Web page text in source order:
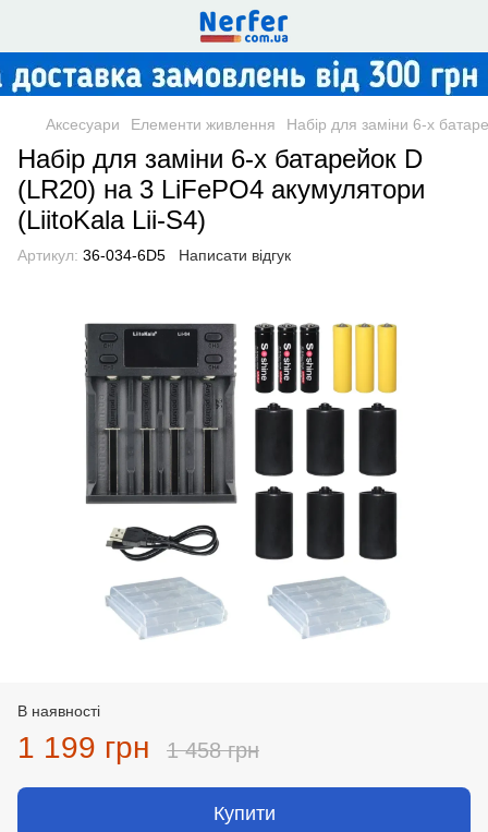
Аксесуари Елементи живлення Набір для заміни 6-х
Набір для заміни 6-х батарейок D
(LR20) на 3 LiFePO4 акумулятори
(LiitoKala Lii-S4)
Артикул: 36-034-6D5 Написати відгук
В наявності
1 199 грн 1 458 грн
Купити